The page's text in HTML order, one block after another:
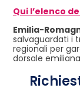
Qui l’elenco
Emilia-
salvaguardati i
regionali per
dorsale